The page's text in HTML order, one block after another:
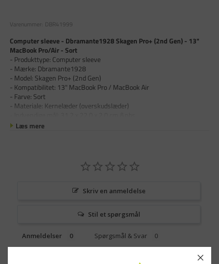
Varenummer: DBR41999
Computer sleeve - Dbramante1928 Skagen Pro+ (2nd Gen) - 13"
MacBook Pro/Air - Sort
- Produkttype: Computer sleeve
- Mærke: Dbramante1928
- Model: Skagen Pro+ (2nd Gen)
- Kompatibilitet: 13" MacBook Pro / MacBook Air
- Farve: Sort
- Materiale: Kernelæder (overskuds­læder)
Læs mere
Skriv en anmeldelse
Stil et spørgsmål
Anmeldelser Spørgsmål & Svar